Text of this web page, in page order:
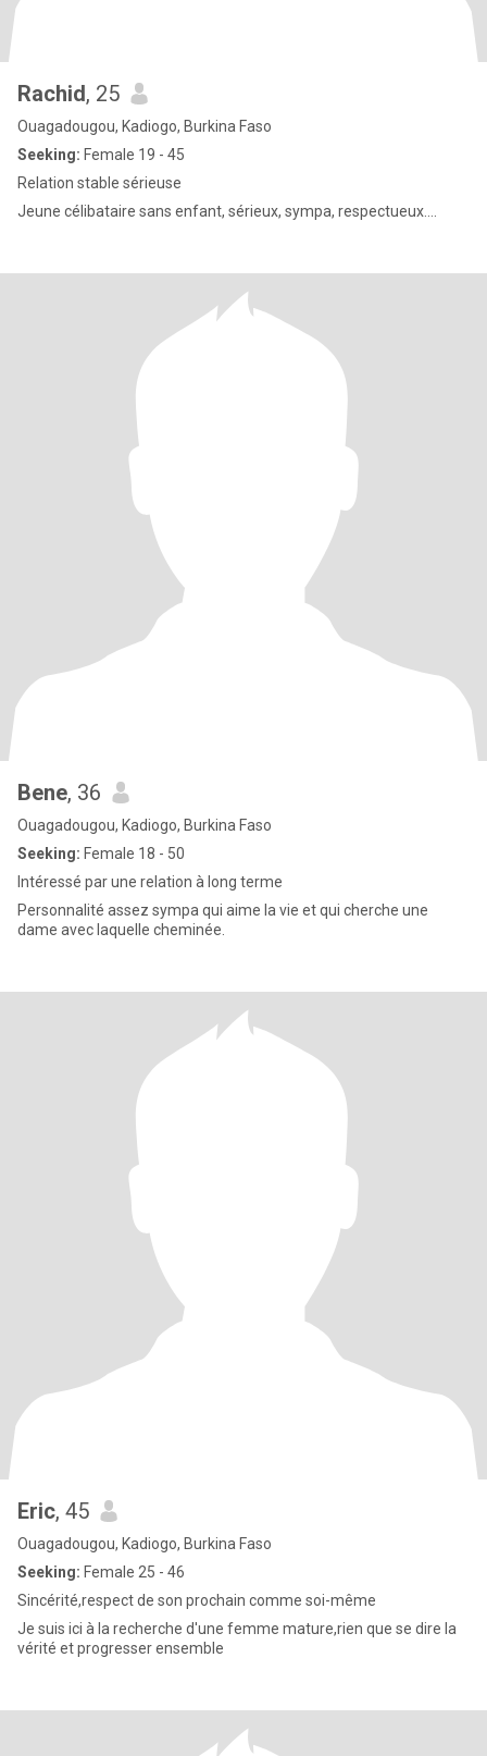
Rachid, 25
Ouagadougou, Kadiogo, Burkina Faso
Seeking: Female 19 - 45
Relation stable sérieuse
Jeune célibataire sans enfant, sérieux, sympa, respectueux….
Bene, 36
Ouagadougou, Kadiogo, Burkina Faso
Seeking: Female 18 - 50
Intéressé par une relation à long terme
Personnalité assez sympa qui aime la vie et qui cherche une
dame avec laquelle cheminée.
Eric, 45
Ouagadougou, Kadiogo, Burkina Faso
Seeking: Female 25 - 46
Sincérité,respect de son prochain comme soi-même
Je suis ici à la recherche d'une femme mature,rien que se dire la
vérité et progresser ensemble